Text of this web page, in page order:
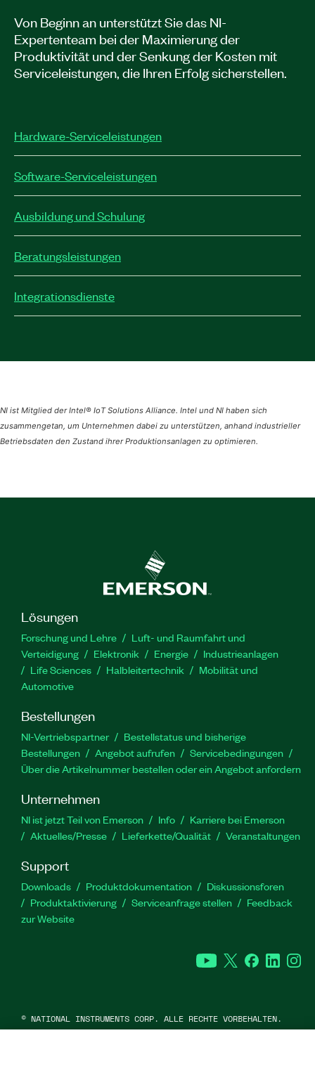
Von Beginn an unterstützt Sie das NI-
Expertenteam bei der Maximierung der
Produktivität und der Senkung der Kosten mit
Serviceleistungen, die Ihren Erfolg sicherstellen.
Hardware-Serviceleistungen
Software-Serviceleistungen
Ausbildung und Schulung
Beratungsleistungen
Integrationsdienste
NI ist Mitglied der Intel® IoT Solutions Alliance. Intel und NI haben sich
zusammengetan, um Unternehmen dabei zu unterstützen, anhand industrieller
Betriebsdaten den Zustand ihrer Produktionsanlagen zu optimieren.
Lösungen
Forschung und Lehre
Luft- und Raumfahrt und
Verteidigung
Elektronik Energie
Industrieanlagen
Life Sciences
Halbleitertechnik
Mobilität und
Automotive
Bestellungen
NI-Vertriebspartner
Bestellstatus und bisherige
Bestellungen
Angebot aufrufen
Servicebedingungen
Über die Artikelnummer bestellen oder ein Angebot anfordern
Unternehmen
NI ist jetzt Teil von Emerson Info
Karriere bei Emerson
Aktuelles/Presse
Lieferkette/Qualität Veranstaltungen
Support
Downloads Produktdokumentation
Diskussionsforen
Produktaktivierung
Serviceanfrage stellen
Feedback
zur Website
YouTubeTwitterFacebook
© NATIONAL INSTRUMENTS CORP. ALLE RECHTE VORBEHALTEN.